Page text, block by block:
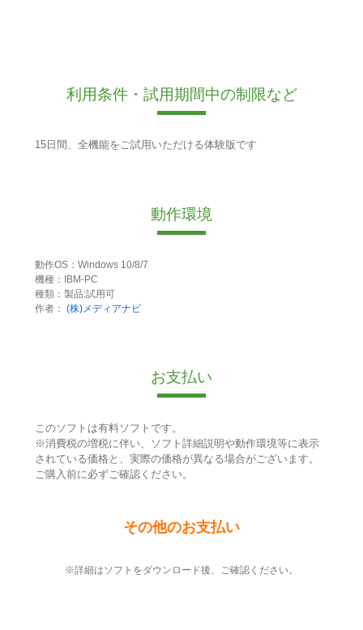
利用条件・試用期間中の制限など
15日間、全機能をご試用いただける体験版です
動作環境
動作OS：Windows 10/8/7
機種：IBM-PC
種類：製品:試用可
作者： (株)メディアナビ
お支払い
このソフトは有料ソフトです。
※消費税の増税に伴い、ソフト詳細説明や動作環境等に表示
されている価格と、実際の価格が異なる場合がございます。
ご購入前に必ずご確認ください。
その他のお支払い
※詳細はソフトをダウンロード後、ご確認ください。